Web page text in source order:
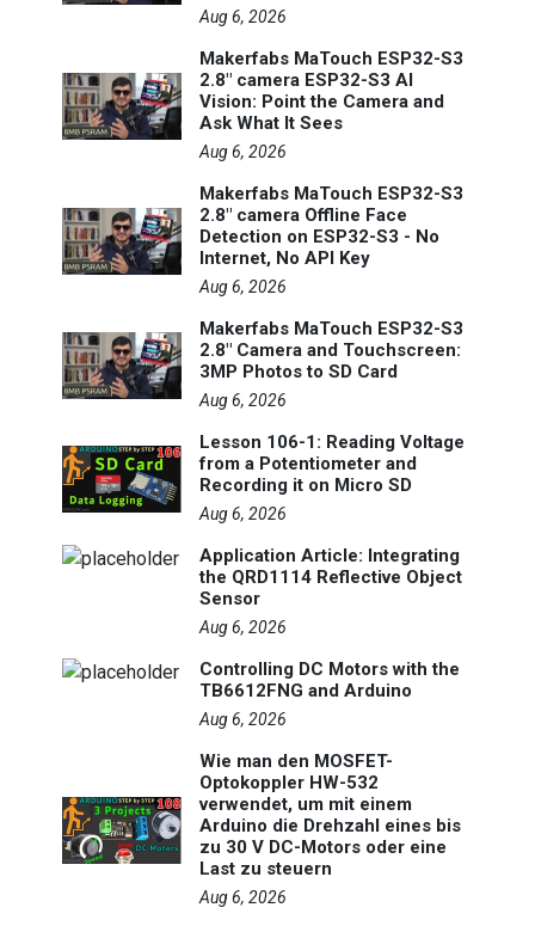
Aug 6, 2026
Makerfabs MaTouch ESP32-S3
2.8" camera ESP32-S3 AI
Vision: Point the Camera and
Ask What It Sees
Aug 6, 2026
Makerfabs MaTouch ESP32-S3
2.8" camera Offline Face
Detection on ESP32-S3 - No
Internet, No API Key
Aug 6, 2026
Makerfabs MaTouch ESP32-S3
2.8" Camera and Touchscreen:
3MP Photos to SD Card
Aug 6, 2026
Lesson 106-1: Reading Voltage
from a Potentiometer and
Recording it on Micro SD
Aug 6, 2026
Application Article: Integrating
the QRD1114 Reflective Object
Sensor
Aug 6, 2026
Controlling DC Motors with the
TB6612FNG and Arduino
Aug 6, 2026
Wie man den MOSFET-
Optokoppler HW-532
verwendet, um mit einem
Arduino die Drehzahl eines bis
zu 30 V DC-Motors oder eine
Last zu steuern
Aug 6, 2026